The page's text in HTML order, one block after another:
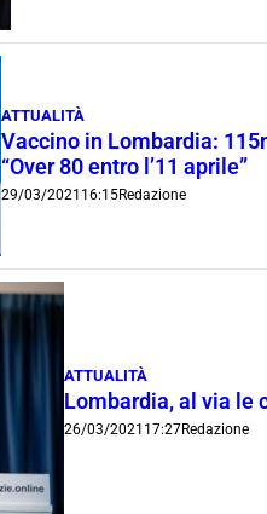
ATTUALITÀ
Vaccino in Lombardia:
“Over 80 entro l’11 aprile”
29/03/2021 16:15Redazione
ATTUALITÀ
Lombardia, al via le
26/03/2021 17:27Redazione